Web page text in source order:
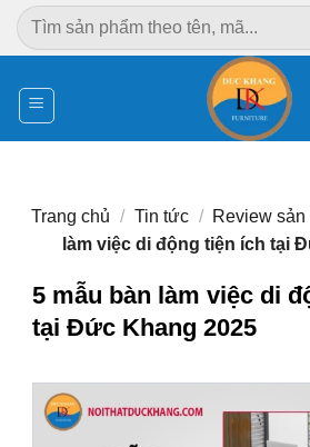
Chuyển
đến
dung
Tìm
kiếm:
Trang chủ / Tin tức / Review sản
làm việc di động tiện ích tại
5 mẫu bàn làm việc di
tại Đức Khang 2025